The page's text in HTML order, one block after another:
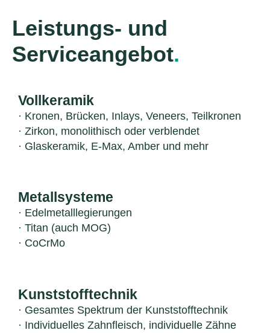
Leistungs- und
Serviceangebot.
Vollkeramik
· Kronen, Brücken, Inlays, Veneers, Teilkronen
· Zirkon, monolithisch oder verblendet
· Glaskeramik, E-Max, Amber und mehr
Metallsysteme
· Edelmetalllegierungen
· Titan (auch MOG)
· CoCrMo
Kunststofftechnik
· Gesamtes Spektrum der Kunststofftechnik
· Individuelles Zahnfleisch, individuelle Zähne